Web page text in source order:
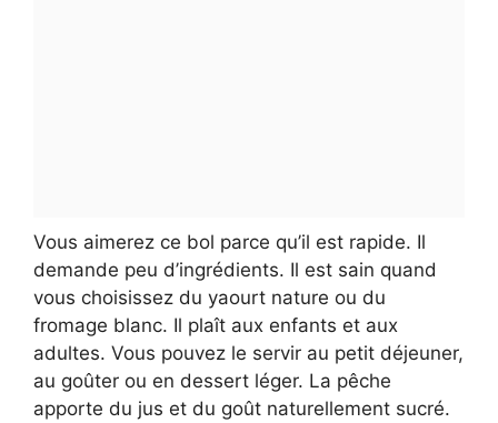
Vous aimerez ce bol parce qu’il est rapide. Il
demande peu d’ingrédients. Il est sain quand
vous choisissez du yaourt nature ou du
fromage blanc. Il plaît aux enfants et aux
adultes. Vous pouvez le servir au petit déjeuner,
au goûter ou en dessert léger. La pêche
apporte du jus et du goût naturellement sucré.